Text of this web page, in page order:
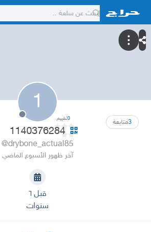
1
3متابعة 0تقييم
1140376284
@drybone_actual85
آخر ظهور الأسبوع الماضي
قبل ٦
سنوات